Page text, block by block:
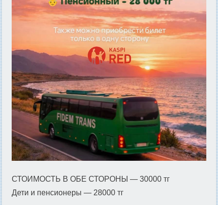
СТОИМОСТЬ В ОБЕ СТОРОНЫ — 30000 тг
Дети и пенсионеры — 28000 тг